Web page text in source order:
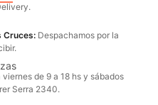
Cruces: Despachamos por la
viernes de 9 a 18 hs y sábados
Serra 2340.